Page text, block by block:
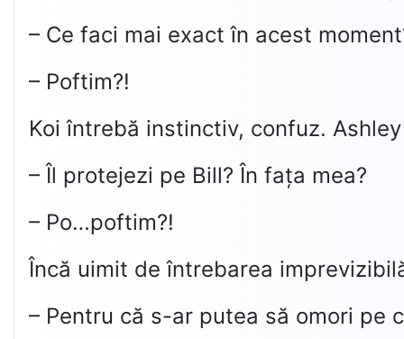
– Ce faci mai exact în acest
– Poftim?!
Koi întrebă instinctiv, confuz.
– Îl protejezi pe Bill? În fața mea?
– Po…poftim?!
Încă uimit de întrebarea
– Pentru că s-ar putea să omori pe